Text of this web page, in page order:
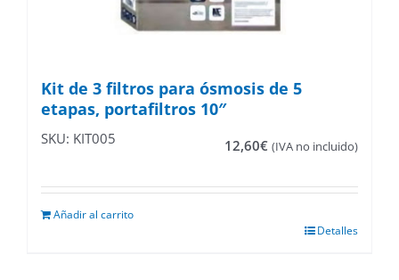
Kit de 3 filtros para ósmosis de 5
etapas, portafiltros 10″
SKU: KIT005 12,60€ (IVA no incluido)
Añadir al carrito
Detalles